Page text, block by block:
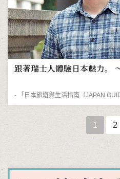
跟著瑞士人體驗日本魅力。
1 2